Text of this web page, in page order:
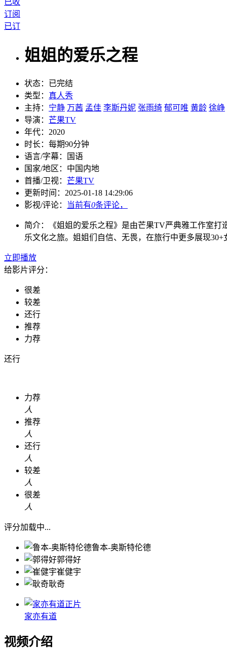
已收
订阅
已订
姐姐的爱乐之程
状态： 已完结
类型： 真人秀
主持： 宁静 万茜 孟佳 李斯丹妮 张雨绮 郁可唯 黄龄 徐峥
导演： 芒果TV
年代： 2020
时长： 每期90分钟
语言/字幕：
国语
国家/地区： 中国内地
首播/卫视： 芒果TV
更新时间： 2025-01-18 14:29:06
影视/评论：
当前有0条评论，
简介：
《姐姐的爱乐之程》是由芒果TV严典雅工作室
乐文化之旅。姐姐们自信、无畏，在旅行中更多展现
立即播放
给影片评分：
很差
较差
还行
推荐
力荐
还行
力荐
人
推荐
人
还行
人
较差
人
很差
人
评分加载中...
鲁本-奥斯特伦德
郭得好
崔健宇
耿奇
正片
家亦有道
视频介绍